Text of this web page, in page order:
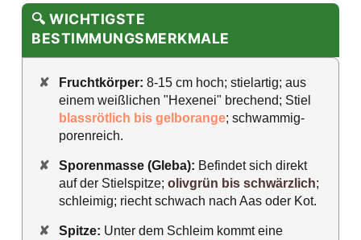
🔍 WICHTIGSTE
BESTIMMUNGSMERKMALE
✘ Fruchtkörper: 8-15 cm hoch; stielartig; aus
einem weißlichen "Hexenei" brechend; Stiel
blassrötlich bis gelborange; schwammig-
porenreich.
✘ Sporenmasse (Gleba): Befindet sich direkt
auf der Stielspitze; olivgrün bis schwärzlich;
schleimig; riecht schwach nach Aas oder Kot.
✘ Spitze: Unter dem Schleim kommt eine